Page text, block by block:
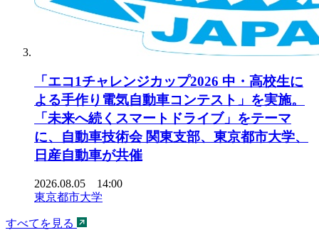
「エコ1チャレンジカップ2026 中・高校生に
よる手作り電気自動車コンテスト」を実施。
「未来へ続くスマートドライブ」をテーマ
に、自動車技術会 関東支部、東京都市大学、
日産自動車が共催
2026.08.05 14:00
東京都市大学
すべてを見る